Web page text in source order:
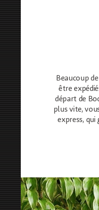
Beaucoup
être
départ de
plus vite,
express,